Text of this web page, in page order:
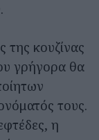
της κουζίνας
γρήγορα θα
τους.
η